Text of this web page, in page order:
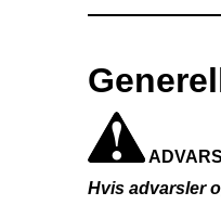
Hvis advarsler